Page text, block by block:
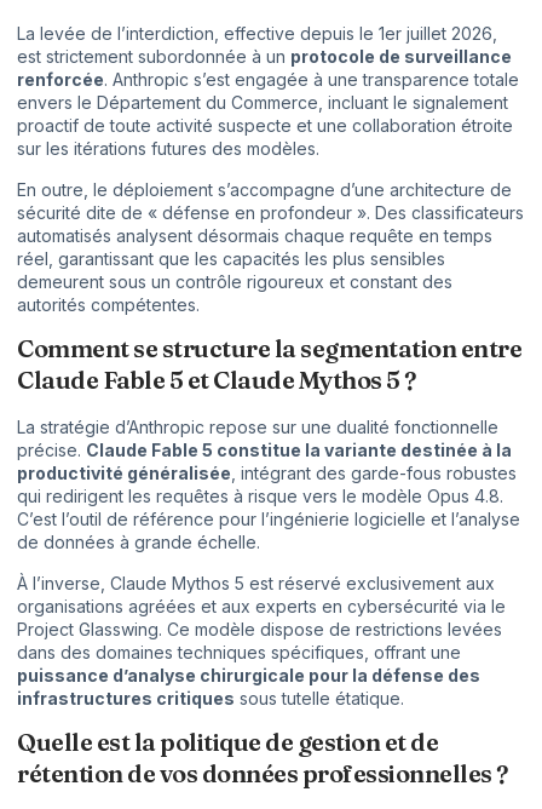
La levée de l’interdiction, effective depuis le 1er juillet 2026,
est strictement subordonnée à un protocole de surveillance
renforcée. Anthropic s’est engagée à une transparence totale
envers le Département du Commerce, incluant le signalement
proactif de toute activité suspecte et une collaboration étroite
sur les itérations futures des modèles.
En outre, le déploiement s’accompagne d’une architecture de
sécurité dite de « défense en profondeur ». Des classificateurs
automatisés analysent désormais chaque requête en temps
réel, garantissant que les capacités les plus sensibles
demeurent sous un contrôle rigoureux et constant des
autorités compétentes.
Comment se structure la segmentation entre
Claude Fable 5 et Claude Mythos 5 ?
La stratégie d’Anthropic repose sur une dualité fonctionnelle
précise. Claude Fable 5 constitue la variante destinée à la
productivité généralisée , intégrant des garde-fous robustes
qui redirigent les requêtes à risque vers le modèle Opus 4.8.
C’est l’outil de référence pour l’ingénierie logicielle et l’analyse
de données à grande échelle.
À l’inverse, Claude Mythos 5 est réservé exclusivement aux
organisations agréées et aux experts en cybersécurité via le
Project Glasswing. Ce modèle dispose de restrictions levées
dans des domaines techniques spécifiques, offrant une
puissance d’analyse chirurgicale pour la défense des
infrastructures critiques sous tutelle étatique.
Quelle est la politique de gestion et de
rétention de vos données professionnelles ?